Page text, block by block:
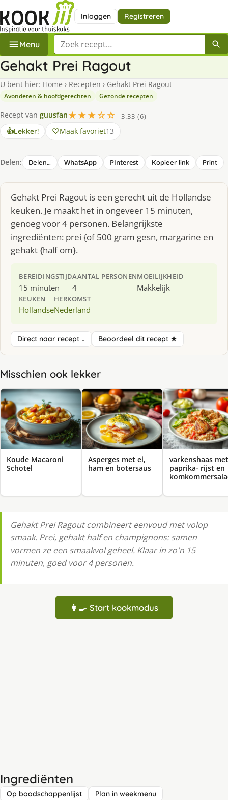
Inloggen Registreren
Menu Zoek een recept
Gehakt Prei Ragout
U bent hier: Home › Recepten › Gehakt Prei Ragout
Avondeten & hoofdgerechten Gezonde recepten
Recept van guusfan★★★☆☆
3.33 (6)
👍Lekker! Maak favoriet13
Delen: Delen… WhatsApp Pinterest Kopieer link Print
Gehakt Prei Ragout is een gerecht uit de Hollandse
keuken. Je maakt het in ongeveer 15 minuten,
genoeg voor 4 personen. Belangrijkste
ingrediënten: prei {of 500 gram gesn, margarine en
gehakt {half om}.
BEREIDINGSTIJD
15 minuten
AANTAL PERSONEN
4
MOEILIJKHEID
Makkelijk
KEUKEN
Hollandse
HERKOMST
Nederland
Direct naar recept ↓ Beoordeel dit recept ★
Misschien ook lekker
Koude Macaroni
Schotel
Asperges met ei,
ham en botersaus
varkenshaas met
paprika- rijst en
Gehakt Prei Ragout combineert eenvoud met volop
smaak. Prei, gehakt half en champignons: samen
vormen ze een smaakvol geheel. Klaar in zo'n 15
minuten, goed voor 4 personen.
👩‍🍳 Start kookmodus
Ingrediënten
Op boodschappenlijst Plan in weekmenu